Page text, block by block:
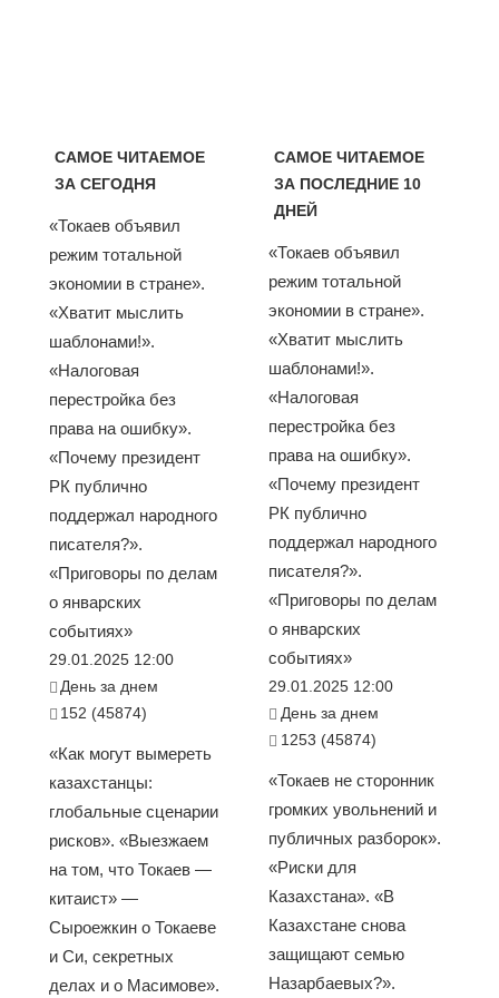
САМОЕ ЧИТАЕМОЕ
ЗА СЕГОДНЯ
«Токаев объявил
режим тотальной
экономии в стране».
«Хватит мыслить
шаблонами!».
«Налоговая
перестройка без
права на ошибку».
«Почему президент
РК публично
поддержал народного
писателя?».
«Приговоры по делам
о январских
событиях»
29.01.2025 12:00
День за днем
152 (45874)
«Как могут вымереть
казахстанцы:
глобальные сценарии
рисков». «Выезжаем
на том, что Токаев —
китаист» —
Сыроежкин о Токаеве
и Си, секретных
делах и о Масимове».
САМОЕ ЧИТАЕМОЕ
ЗА ПОСЛЕДНИЕ 10
ДНЕЙ
«Токаев объявил
режим тотальной
экономии в стране».
«Хватит мыслить
шаблонами!».
«Налоговая
перестройка без
права на ошибку».
«Почему президент
РК публично
поддержал народного
писателя?».
«Приговоры по делам
о январских
событиях»
29.01.2025 12:00
День за днем
1253 (45874)
«Токаев не сторонник
громких увольнений и
публичных разборок».
«Риски для
Казахстана». «В
Казахстане снова
защищают семью
Назарбаевых?».